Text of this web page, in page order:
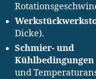
Dicke).
Schmier- und
Kühlbedingungen
und